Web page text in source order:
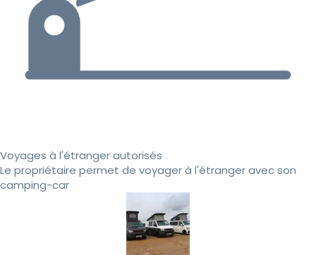
Voyages à l'étranger autorisés
Le propriétaire permet de voyager à l'étranger avec son
camping-car